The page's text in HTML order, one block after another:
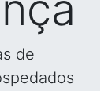
de